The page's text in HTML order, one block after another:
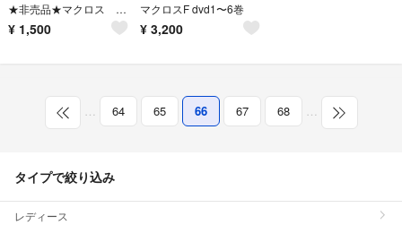
★非売品★マクロス ポスター
¥ 1,500
マクロスF dvd1〜6巻
¥ 3,200
… 64 65 66 67 68 …
タイプで絞り込み
レディース